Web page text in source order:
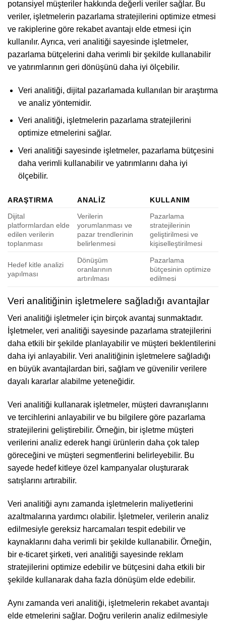
potansiyel müşteriler hakkında değerli veriler sağlar. Bu
veriler, işletmelerin pazarlama stratejilerini optimize etmesi
ve rakiplerine göre rekabet avantajı elde etmesi için
kullanılır. Ayrıca, veri analitiği sayesinde işletmeler,
pazarlama bütçelerini daha verimli bir şekilde kullanabilir
ve yatırımlarının geri dönüşünü daha iyi ölçebilir.
Veri analitiği, dijital pazarlamada kullanılan bir araştırma
ve analiz yöntemidir.
Veri analitiği, işletmelerin pazarlama stratejilerini
optimize etmelerini sağlar.
Veri analitiği sayesinde işletmeler, pazarlama bütçesini
daha verimli kullanabilir ve yatırımlarını daha iyi
ölçebilir.
ARAŞTIRMA ANALIZ
KULLANIM
Dijital
platformlardan elde
edilen verilerin
toplanması
Verilerin
yorumlanması ve
pazar trendlerinin
belirlenmesi
Pazarlama
stratejilerinin
geliştirilmesi ve
kişiselleştirilmesi
Hedef kitle analizi
yapılması
Dönüşüm
oranlarının
artırılması
Pazarlama
bütçesinin optimize
edilmesi
Veri analitiğinin işletmelere sağladığı avantajlar
Veri analitiği işletmeler için birçok avantaj sunmaktadır.
İşletmeler, veri analitiği sayesinde pazarlama stratejilerini
daha etkili bir şekilde planlayabilir ve müşteri beklentilerini
daha iyi anlayabilir. Veri analitiğinin işletmelere sağladığı
en büyük avantajlardan biri, sağlam ve güvenilir verilere
dayalı kararlar alabilme yeteneğidir.
Veri analitiği kullanarak işletmeler, müşteri davranışlarını
ve tercihlerini anlayabilir ve bu bilgilere göre pazarlama
stratejilerini geliştirebilir. Örneğin, bir işletme müşteri
verilerini analiz ederek hangi ürünlerin daha çok talep
göreceğini ve müşteri segmentlerini belirleyebilir. Bu
sayede hedef kitleye özel kampanyalar oluşturarak
satışlarını artırabilir.
Veri analitiği aynı zamanda işletmelerin maliyetlerini
azaltmalarına yardımcı olabilir. İşletmeler, verilerin analiz
edilmesiyle gereksiz harcamaları tespit edebilir ve
kaynaklarını daha verimli bir şekilde kullanabilir. Örneğin,
bir e-ticaret şirketi, veri analitiği sayesinde reklam
stratejilerini optimize edebilir ve bütçesini daha etkili bir
şekilde kullanarak daha fazla dönüşüm elde edebilir.
Aynı zamanda veri analitiği, işletmelerin rekabet avantajı
elde etmelerini sağlar. Doğru verilerin analiz edilmesiyle